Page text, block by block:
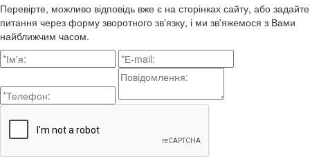
Перевірте, можливо відповідь вже є на сторінках сайту, або задайте
питання через форму зворотного зв'язку, і ми зв'яжемося з Вами
найближчим часом.